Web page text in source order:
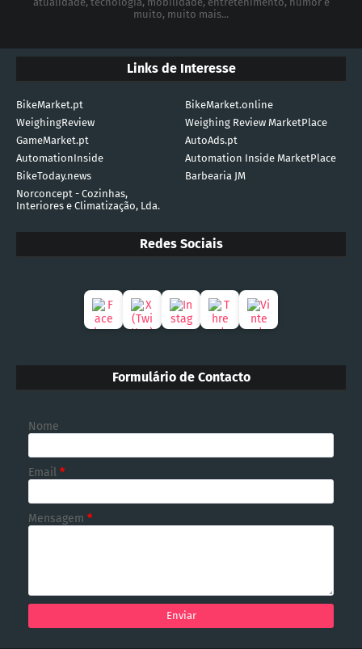
muito, muito mais...
Links de Interesse
BikeMarket.pt
BikeMarket.online
WeighingReview
Weighing Review MarketPlace
GameMarket.pt
AutoAds.pt
AutomationInside
Automation Inside MarketPlace
BikeToday.news
Barbearia JM
Norconcept - Cozinhas,
Interiores e Climatização, Lda.
Redes Sociais
Formulário de Contacto
Nome
Email *
Mensagem *